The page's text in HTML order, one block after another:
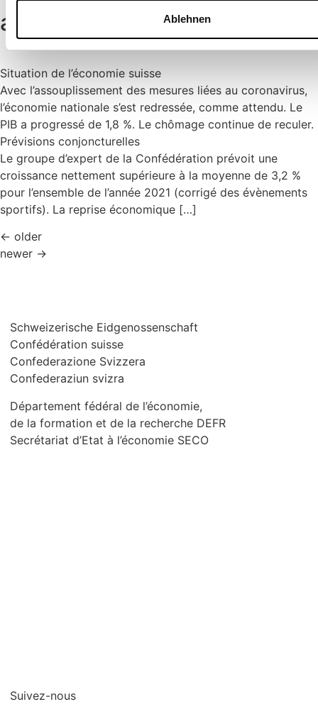
Ablehnen
automne 2021
Situation de l’économie suisse
Avec l’assouplissement des mesures liées au coronavirus,
l’économie nationale s’est redressée, comme attendu. Le
PIB a progressé de 1,8 %. Le chômage continue de reculer.
Prévisions conjoncturelles
Le groupe d’expert de la Confédération prévoit une
croissance nettement supérieure à la moyenne de 3,2 %
pour l’ensemble de l’année 2021 (corrigé des évènements
sportifs). La reprise économique […]
← older
newer →
Schweizerische Eidgenossenschaft
Confédération suisse
Confederazione Svizzera
Confederaziun svizra
Département fédéral de l’économie,
de la formation et de la recherche DEFR
Secrétariat d’Etat à l’économie SECO
Suivez-nous